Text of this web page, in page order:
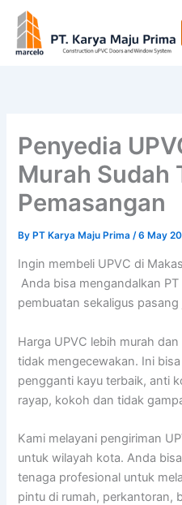
content
Penyedia
Murah Sudah
Pemasangan
ByPT Karya Maju Prima /6 May
Ingin membeli UPVC di
Anda bisa mengandalkan
pembuatan sekaligus
Harga UPVC lebih murah
tidak mengecewakan. Ini
pengganti kayu terbaik, anti
rayap, kokoh dan tidak
Kami melayani pengiriman
untuk wilayah kota. Anda
tenaga profesional untuk
pintu di rumah, perkantoran,